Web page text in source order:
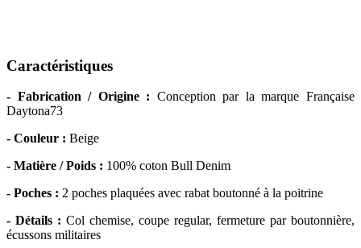
Caractéristiques
- Fabrication / Origine : Conception par la marque Française
Daytona73
- Couleur : Beige
- Matière / Poids : 100% coton Bull Denim
- Poches : 2 poches plaquées avec rabat boutonné à la poitrine
- Détails : Col chemise, coupe regular, fermeture par boutonnière,
écussons militaires